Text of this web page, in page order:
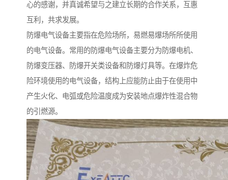
心的感谢，并真诚希望与之建立长期的合作关系，互惠
互利，共求发展。
防爆电气设备主要指在危险场所，易燃易爆场所所使用
的电气设备。常用的防爆电气设备主要分为防爆电机、
防爆变压器、防爆开关类设备和防爆灯具等。在爆炸危
险环境使用的电气设备，结构上应能防止由于在使用中
产生火化、电弧或危险温度成为安装地点爆炸性混合物
的引燃源。